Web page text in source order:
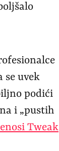
se uvek
podići
i „pustih
Tweak